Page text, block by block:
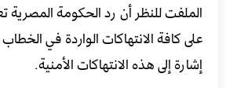
الملفت للنظر أن رد الحكومة المصرية
على كافة الانتهاكات الواردة في
إشارة إلى هذه الانتهاكات الأمنية.